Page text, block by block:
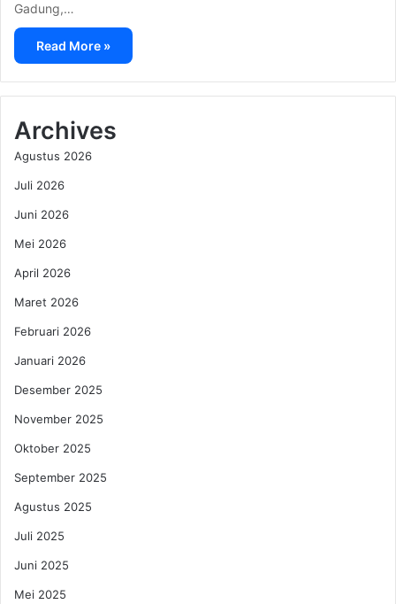
Gadung,…
Read More »
Archives
Agustus 2026
Juli 2026
Juni 2026
Mei 2026
April 2026
Maret 2026
Februari 2026
Januari 2026
Desember 2025
November 2025
Oktober 2025
September 2025
Agustus 2025
Juli 2025
Juni 2025
Mei 2025